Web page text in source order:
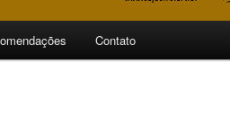
Contato